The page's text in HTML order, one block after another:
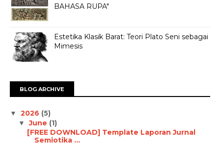
BAHASA RUPA"
Estetika Klasik Barat: Teori Plato Seni sebagai
Mimesis
BLOG ARCHIVE
▼ 2026 (5)
▼June (1)
[FREE DOWNLOAD] Template Laporan Jurnal
Semiotika ...